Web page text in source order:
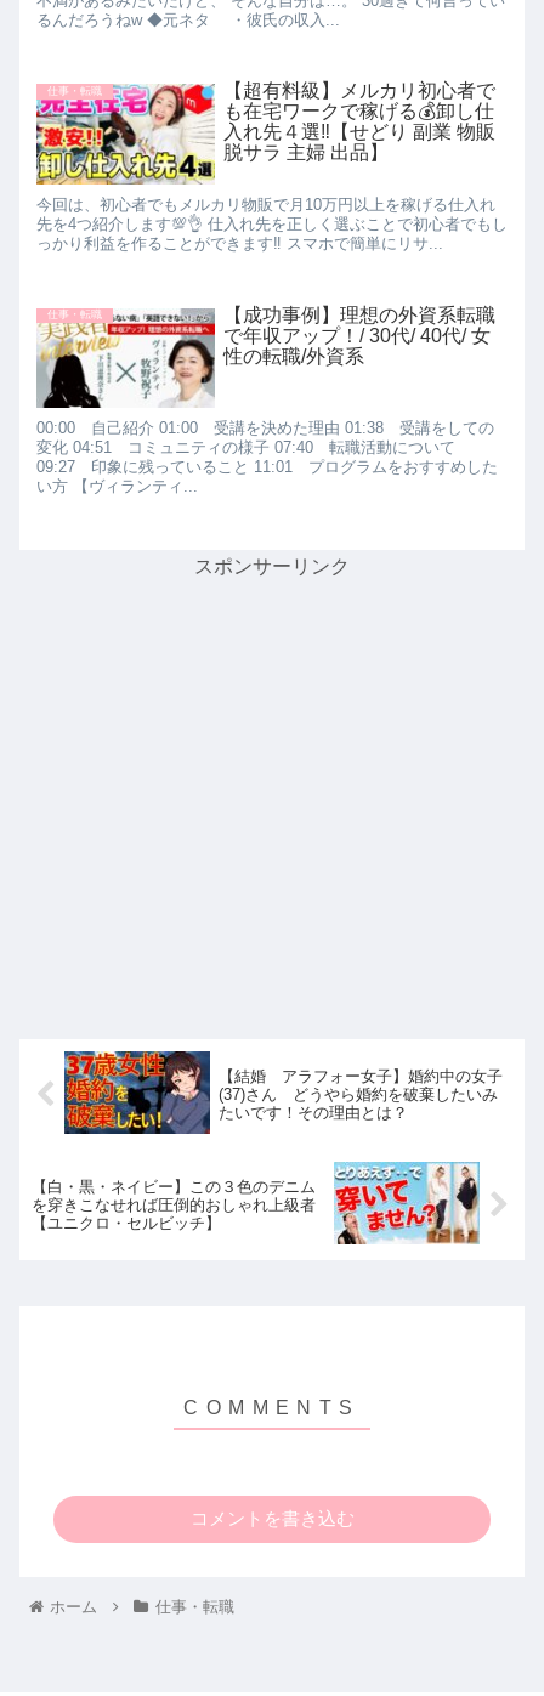
るんだろうねw ◆元ネタ ・彼氏の収入...
仕事・転職
【超有料級】メルカリ初心者で
も在宅ワークで稼げる💰卸し仕
入れ先４選‼️【せどり 副業 物販
脱サラ 主婦 出品】
今回は、初心者でもメルカリ物販で月10万円以上を稼げる仕入れ
先を4つ紹介します💯👌 仕入れ先を正しく選ぶことで初心者でもし
っかり利益を作ることができます‼️ スマホで簡単にリサ...
仕事・転職
【成功事例】理想の外資系転職
で年収アップ！/ 30代/ 40代/ 女
性の転職/外資系
00:00 自己紹介 01:00 受講を決めた理由 01:38 受講をしての
変化 04:51 コミュニティの様子 07:40 転職活動について
09:27 印象に残っていること 11:01 プログラムをおすすめした
い方 【ヴィランティ...
スポンサーリンク
【結婚 アラフォー女子】婚約中の女子
(37)さん どうやら婚約を破棄したいみ
たいです！その理由とは？
【白・黒・ネイビー】この３色のデニム
を穿きこなせれば圧倒的おしゃれ上級者
【ユニクロ・セルビッチ】
コメントを書き込む
ホーム 仕事・転職